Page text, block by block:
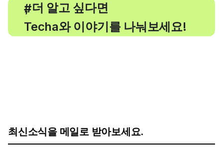
#
, 더 알고 싶다면
Techa와 이야기를 나눠보세요!
최신소식을 메일로 받아보세요.